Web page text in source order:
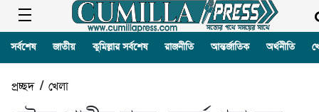
সর্বশেষ জাতীয় কুমিল্লার সর্বশেষ রাজনীতি আন্তর্জাতিক অর্থনীতি
প্রচ্ছদ/ খেলা